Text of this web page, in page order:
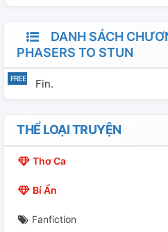
DANH SÁCH
PHASERS TO STUN
Fin.
THỂ LOẠI TRUYỆN
Thơ Ca
Bí Ẩn
Fanfiction